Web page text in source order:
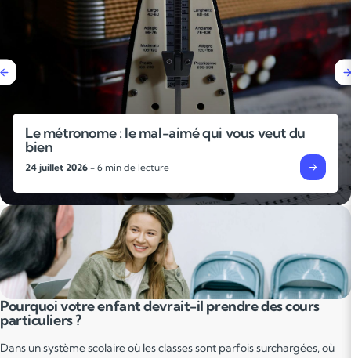
Le métronome : le mal-aimé qui vous veut du
bien
24 juillet 2026 - 6 min de lecture
Pourquoi votre enfant devrait-il prendre des cours
particuliers ?
Dans un système scolaire où les classes sont parfois surchargées, où